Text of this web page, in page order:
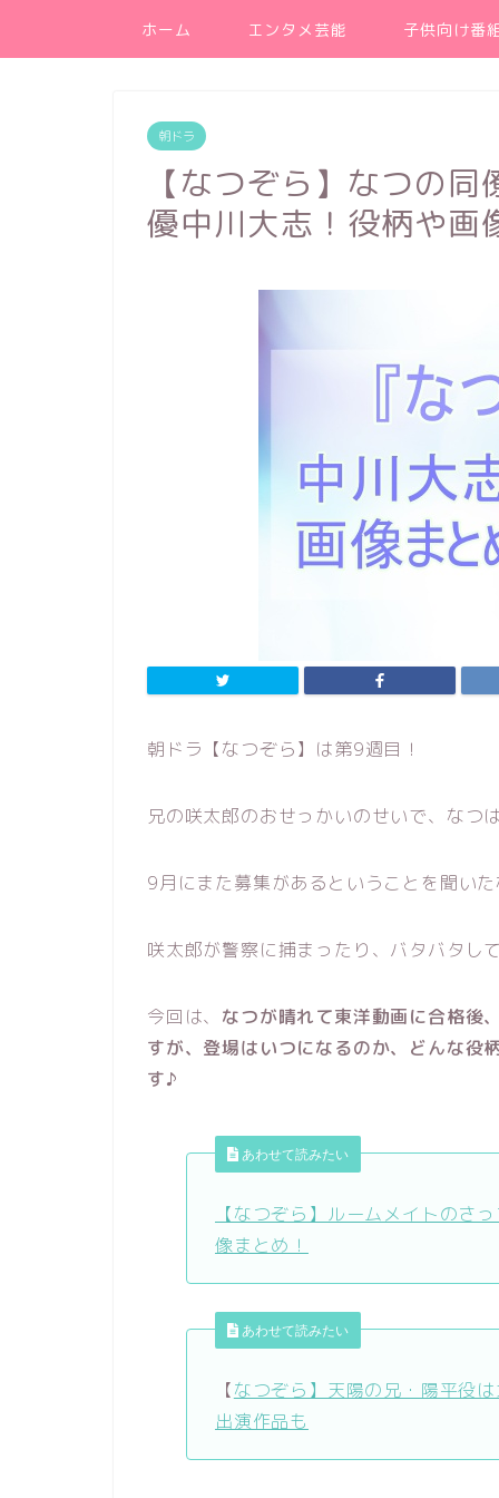
ホーム エンタメ芸能 子供向け番
朝ドラ
【なつぞら】なつの
優中川大志！役柄や画
朝ドラ【なつぞら】は第9週目！
兄の咲太郎のおせっかいのせいで、なつ
9月にまた募集があるということを聞い
咲太郎が警察に捕まったり、バタバタし
今回は、 なつが晴れて東洋動画に合格後
すが、登場はいつになるのか、どんな役
す♪
あわせて読みたい
【なつぞら】ルームメイトのさ
像まとめ！
あわせて読みたい
【なつぞら】天陽の兄・陽平役
出演作品も